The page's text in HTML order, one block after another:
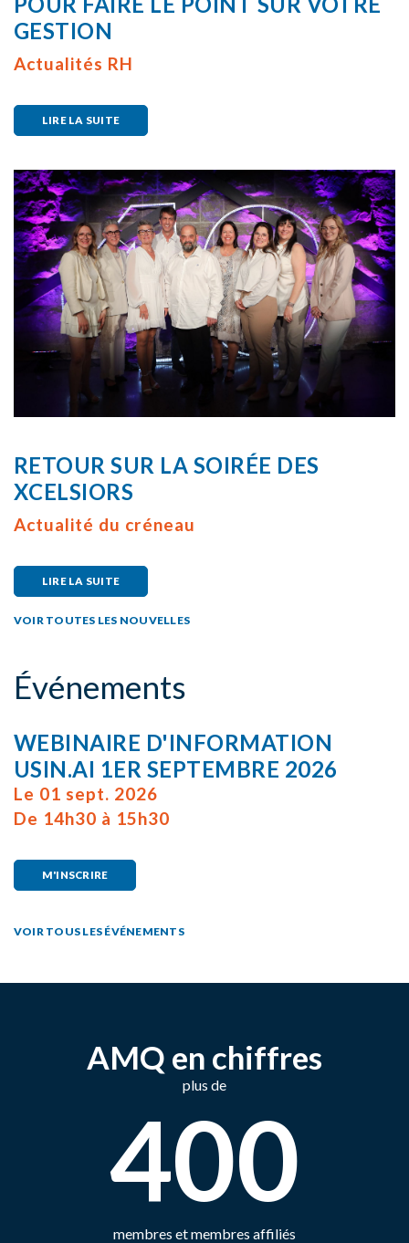
GESTION
Actualités RH
LIRE LA SUITE
RETOUR SUR LA SOIRÉE DES
XCELSIORS
Actualité du créneau
LIRE LA SUITE
VOIR TOUTES LES NOUVELLES
Événements
WEBINAIRE D'INFORMATION
USIN.AI 1ER SEPTEMBRE 2026
Le 01 sept. 2026
De 14h30 à 15h30
M'INSCRIRE
VOIR TOUS LES ÉVÉNEMENTS
AMQ en chiffres
plus de
400
membres et membres affiliés